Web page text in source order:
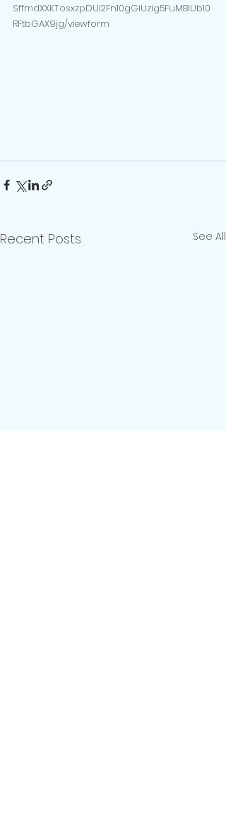
SffmdXXKTosxzpDUi2Fn10gGiUzig5FuM8lUb10
RFtbGAX9jg/viewform
Recent Posts See All